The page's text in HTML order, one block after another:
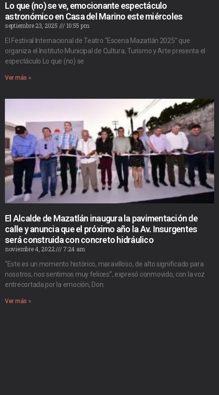
Lo que (no) se ve, emocionante espectáculo
astronómico en Casa del Marino este miércoles
septiembre 23, 2025
10:55 pm
El Festival Internacional de Teatro “Escena Mazatlán 2025” que
organiza el Instituto Municipal de Cultura, Turismo y Arte presenta el
espectáculo Lo que (no) se
Ver más »
El Alcalde de Mazatlán inaugura la pavimentación de
calle y anuncia que el próximo año la Av. Insurgentes
será construida con concreto hidráulico
noviembre 4, 2022
7:24 am
“Este es un momento histórico, maravilloso, de alto significado para
nosotros, nos sentimos muy felices”, expresó conmovido, con la voz
entrecortada por la emoción, Don
Ver más »